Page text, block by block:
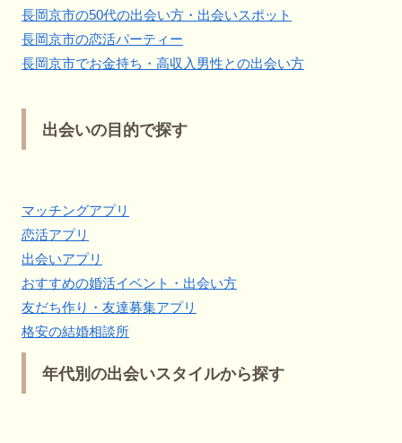
長岡京市の50代の出会い方・出会いスポット
長岡京市の恋活パーティー
長岡京市でお金持ち・高収入男性との出会い方
出会いの目的で探す
マッチングアプリ
恋活アプリ
出会いアプリ
おすすめの婚活イベント・出会い方
友だち作り・友達募集アプリ
格安の結婚相談所
年代別の出会いスタイルから探す